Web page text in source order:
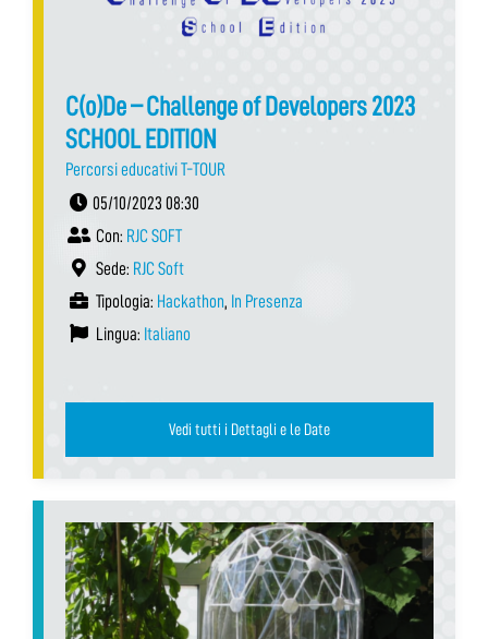
C(o)De – Challenge of Developers 2023
SCHOOL EDITION
Percorsi educativi T-TOUR
05/10/2023 08:30
Con: RJC SOFT
Sede: RJC Soft
Tipologia: Hackathon, In Presenza
Lingua: Italiano
Vedi tutti i Dettagli e le Date